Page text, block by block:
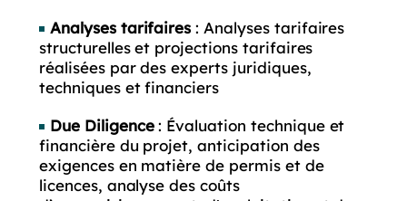
Analyses tarifaires : Analyses tarifaires
structurelles et projections tarifaires
réalisées par des experts juridiques,
techniques et financiers
Due Diligence: Évaluation technique et
financière du projet, anticipation des
exigences en matière de permis et de
licences, analyse des coûts